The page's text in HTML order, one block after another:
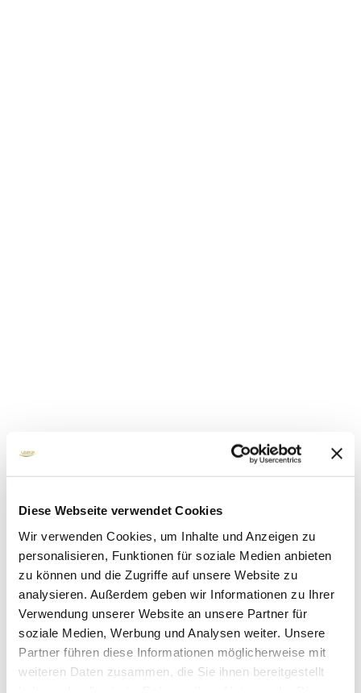
Diese Webseite verwendet Cookies
Wir verwenden Cookies, um Inhalte und Anzeigen zu
personalisieren, Funktionen für soziale Medien anbieten
zu können und die Zugriffe auf unsere Website zu
analysieren. Außerdem geben wir Informationen zu Ihrer
Verwendung unserer Website an unsere Partner für
soziale Medien, Werbung und Analysen weiter. Unsere
Partner führen diese Informationen möglicherweise mit
weiteren Daten zusammen, die Sie ihnen bereitgestellt